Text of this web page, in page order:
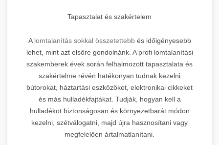
Tapasztalat és szakértelem
Alomtalanítás sokkal összetettebbés időigényesebb
lehet, mint azt elsőre gondolnánk. A profi lomtalanítási
szakemberek évek során felhalmozott tapasztalata és
szakértelme révén hatékonyan tudnak kezelni
bútorokat, háztartási eszközöket, elektronikai cikkeket
és más hulladékfajtákat. Tudják, hogyan kell a
hulladékot biztonságosan és környezetbarát módon
kezelni, szétválogatni, majd újra hasznosítani vagy
megfelelően ártalmatlanítani.